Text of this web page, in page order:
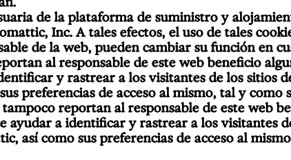
de la plataforma de suministro y
Inc. A tales efectos, el uso de tales
de la web, pueden cambiar su función en
al responsable de este web beneficio
y rastrear a los visitantes de los sitios
preferencias de acceso al mismo, tal y como
reportan al responsable de este web
ayudar a identificar y rastrear a los visitantes
así como sus preferencias de acceso al